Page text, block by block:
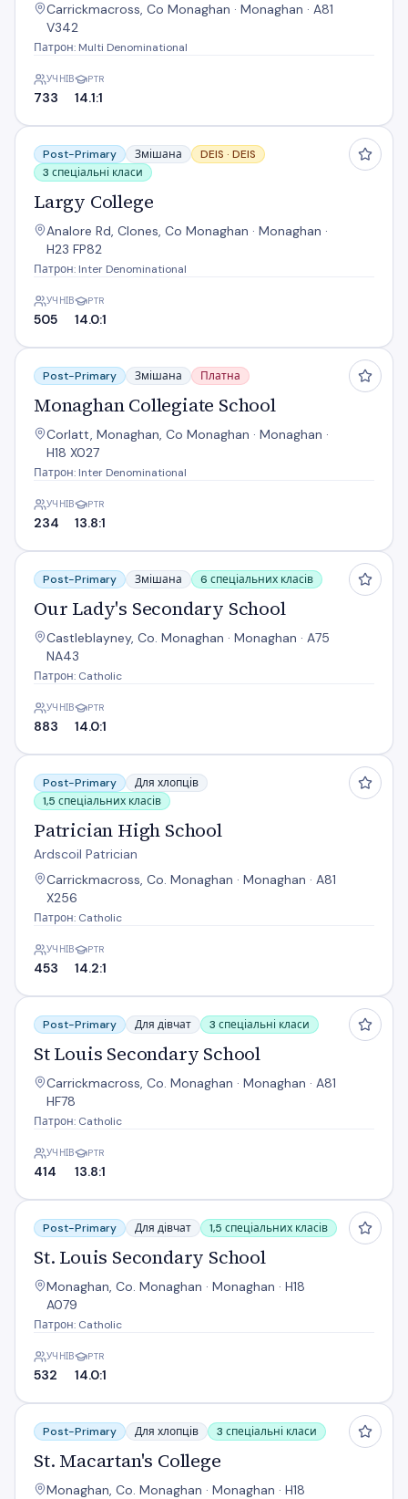
Carrickmacross, Co Monaghan · Monaghan · A81
V342
Патрон: Multi Denominational
УЧНІВ
733
PTR
14.1:1
Largy College
Post-Primary Змішана DEIS · DEIS
3 спеціальні класи
Largy College
Analore Rd, Clones, Co Monaghan · Monaghan ·
H23 FP82
Патрон: Inter Denominational
УЧНІВ
505
PTR
14.0:1
Monaghan Collegiate School
Post-Primary Змішана Платна
Monaghan Collegiate School
Corlatt, Monaghan, Co Monaghan · Monaghan ·
H18 X027
Патрон: Inter Denominational
УЧНІВ
234
PTR
13.8:1
Our Lady's Secondary School
Post-Primary Змішана 6 спеціальних класів
Our Lady's Secondary School
Castleblayney, Co. Monaghan · Monaghan · A75
NA43
Патрон: Catholic
УЧНІВ
883
PTR
14.0:1
Patrician High School
Post-Primary
Для хлопців
1,5 спеціальних класів
Patrician High School
Ardscoil Patrician
Carrickmacross, Co. Monaghan · Monaghan · A81
X256
Патрон: Catholic
УЧНІВ
453
PTR
14.2:1
St Louis Secondary School
Post-Primary Для дівчат 3 спеціальні класи
St Louis Secondary School
Carrickmacross, Co. Monaghan · Monaghan · A81
HF78
Патрон: Catholic
УЧНІВ
414
PTR
13.8:1
St. Louis Secondary School
Post-Primary Для дівчат 1,5 спеціальних класів
St. Louis Secondary School
Monaghan, Co. Monaghan · Monaghan · H18
A079
Патрон: Catholic
УЧНІВ
532
PTR
14.0:1
St. Macartan's College
Post-Primary Для хлопців 3 спеціальні класи
St. Macartan's College
Monaghan, Co. Monaghan · Monaghan · H18